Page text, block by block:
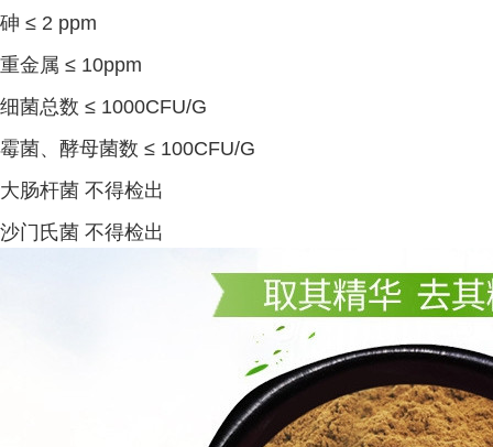
砷 ≤ 2 ppm
重金属 ≤ 10ppm
细菌总数 ≤ 1000CFU/G
霉菌、酵母菌数 ≤ 100CFU/G
大肠杆菌 不得检出
沙门氏菌 不得检出